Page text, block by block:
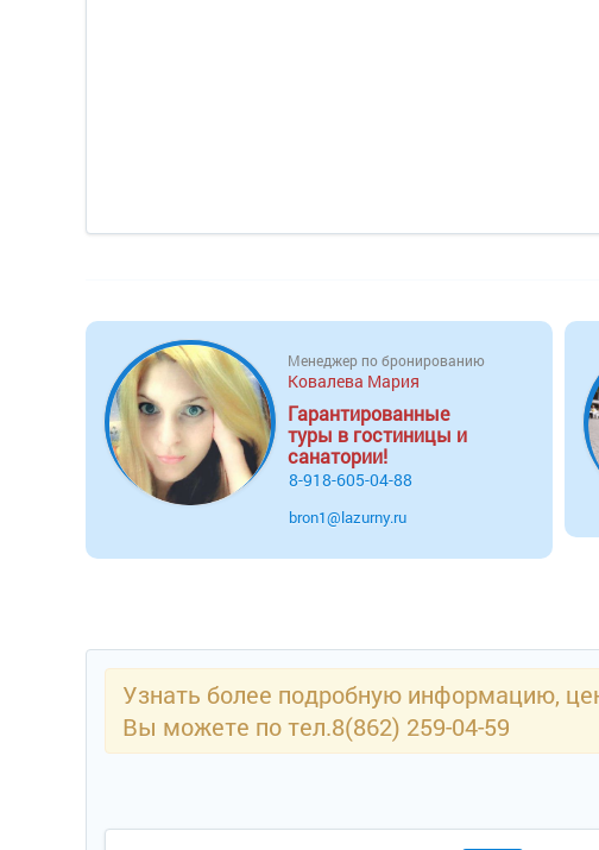
Менеджер по бронированию
Ковалева Мария
Гарантированные
туры в гостиницы и
санатории!
8-918-605-04-88
bron1@lazurny.ru
Узнать более подробную информацию,
Вы можете по тел.8(862) 259-04-59